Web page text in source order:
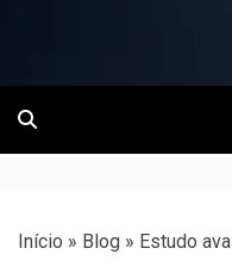
Início » Blog » Estudo